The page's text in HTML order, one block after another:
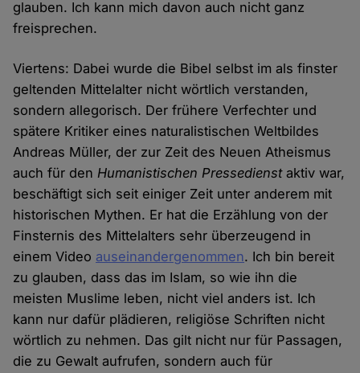
glauben. Ich kann mich davon auch nicht ganz
freisprechen.
Viertens: Dabei wurde die Bibel selbst im als finster
geltenden Mittelalter nicht wörtlich verstanden,
sondern allegorisch. Der frühere Verfechter und
spätere Kritiker eines naturalistischen Weltbildes
Andreas Müller, der zur Zeit des Neuen Atheismus
auch für denHumanistischen Pressedienstaktiv war,
beschäftigt sich seit einiger Zeit unter anderem mit
historischen Mythen. Er hat die Erzählung von der
Finsternis des Mittelalters sehr überzeugend in
einem Video auseinandergenommen. Ich bin bereit
zu glauben, dass das im Islam, so wie ihn die
meisten Muslime leben, nicht viel anders ist. Ich
kann nur dafür plädieren, religiöse Schriften nicht
wörtlich zu nehmen. Das gilt nicht nur für Passagen,
die zu Gewalt aufrufen, sondern auch für